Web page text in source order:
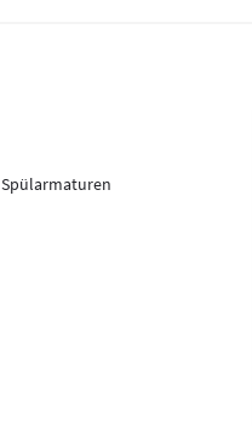
Spülarmaturen